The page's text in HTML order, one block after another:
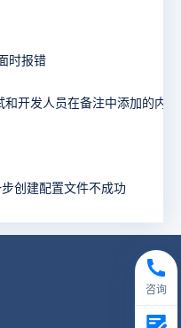
时报错
创建配置文件不成功
咨询